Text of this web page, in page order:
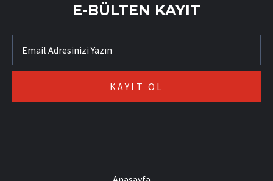
E-BÜLTEN KAYIT